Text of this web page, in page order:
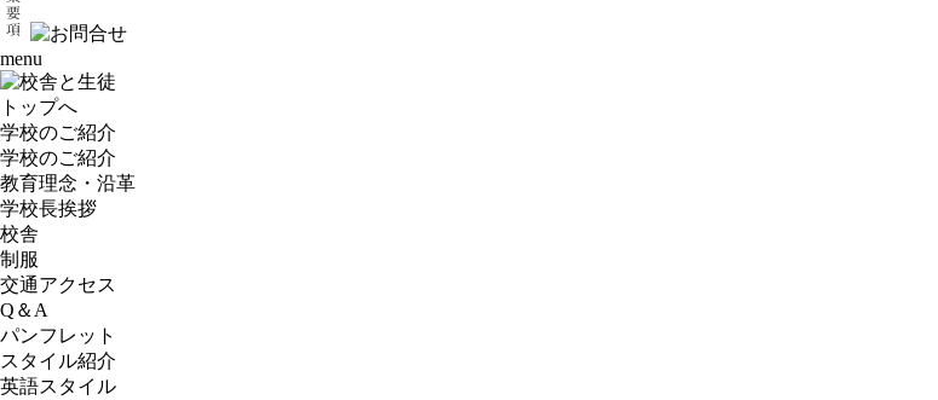
menu
トップへ
学校のご紹介
学校のご紹介
教育理念・沿革
学校長挨拶
校舎
制服
交通アクセス
Q＆A
パンフレット
スタイル紹介
英語スタイル